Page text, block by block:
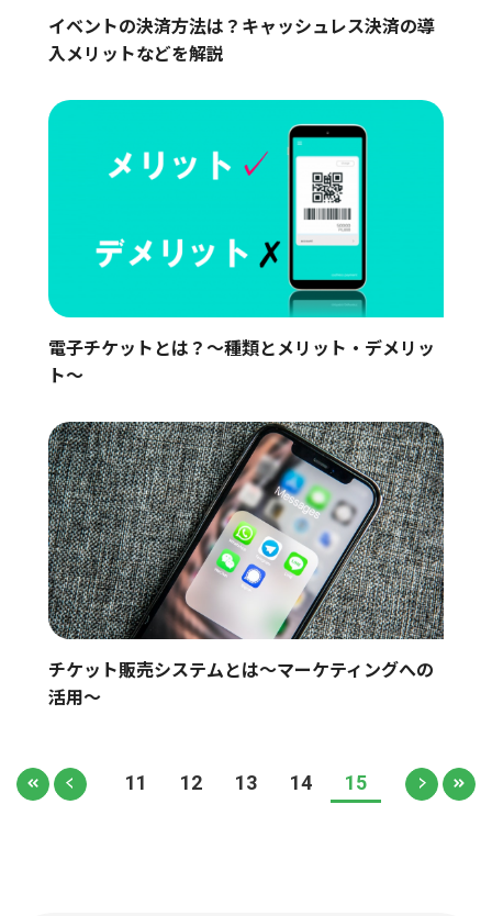
イベントの決済方法は？キャッシュレス決済の導
入メリットなどを解説
電子チケットとは？〜種類とメリット・デメリッ
ト〜
チケット販売システムとは～マーケティングへの
活用～
11 12 13 14 15